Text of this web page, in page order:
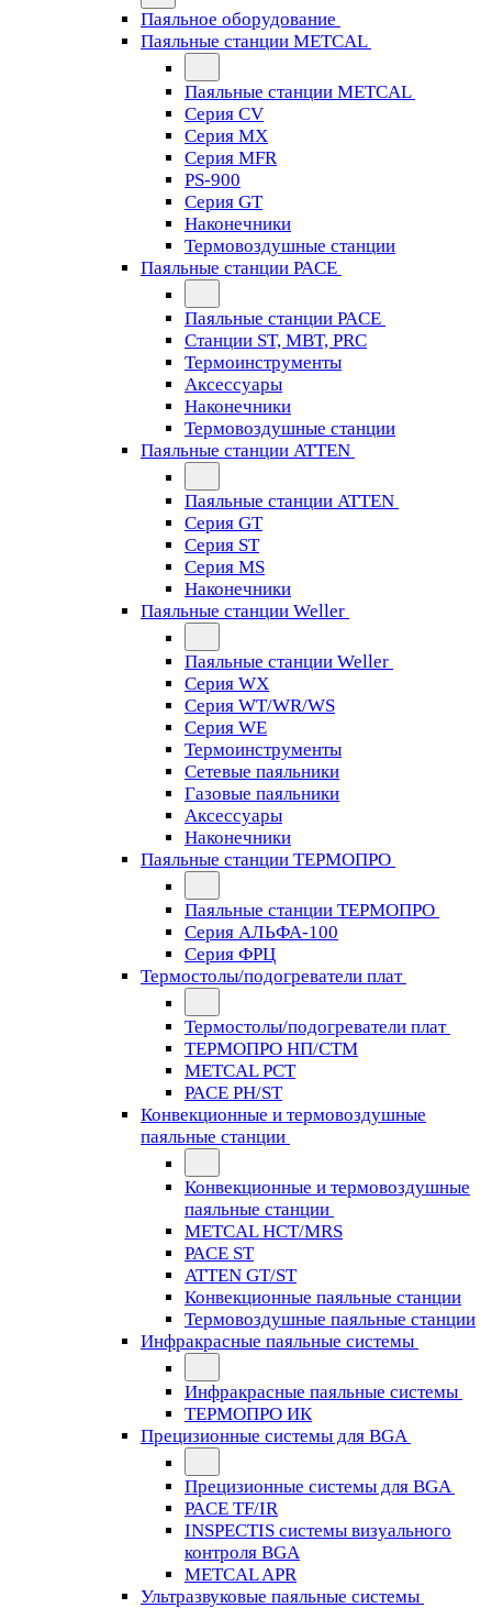
Паяльное оборудование
Паяльные станции METCAL
Паяльные станции METCAL
Серия CV
Серия MX
Серия MFR
PS-900
Серия GT
Наконечники
Термовоздушные станции
Паяльные станции PACE
Паяльные станции PACE
Станции ST, MBT, PRC
Термоинструменты
Аксессуары
Наконечники
Термовоздушные станции
Паяльные станции ATTEN
Паяльные станции ATTEN
Серия GT
Серия ST
Серия MS
Наконечники
Паяльные станции Weller
Паяльные станции Weller
Серия WX
Серия WT/WR/WS
Серия WE
Термоинструменты
Сетевые паяльники
Газовые паяльники
Аксессуары
Наконечники
Паяльные станции ТЕРМОПРО
Паяльные станции ТЕРМОПРО
Серия АЛЬФА-100
Серия ФРЦ
Термостолы/подогреватели плат
Термостолы/подогреватели плат
ТЕРМОПРО НП/СТМ
METCAL PCT
PACE PH/ST
Конвекционные и термовоздушные
паяльные станции
Конвекционные и термовоздушные
паяльные станции
METCAL HCT/MRS
PACE ST
ATTEN GT/ST
Конвекционные паяльные станции
Термовоздушные паяльные станции
Инфракрасные паяльные системы
Инфракрасные паяльные системы
ТЕРМОПРО ИК
Прецизионные системы для BGA
Прецизионные системы для BGA
PACE TF/IR
INSPECTIS системы визуального
контроля BGA
METCAL APR
Ультразвуковые паяльные системы